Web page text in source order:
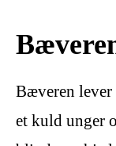
Bæveren
et kuld unger